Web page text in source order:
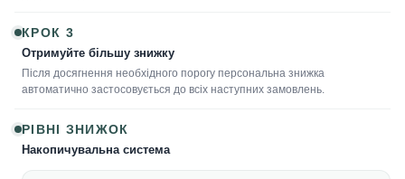
КРОК 3
Отримуйте більшу знижку
Після досягнення необхідного порогу персональна знижка
автоматично застосовується до всіх наступних замовлень.
РІВНІ ЗНИЖОК
Накопичувальна система